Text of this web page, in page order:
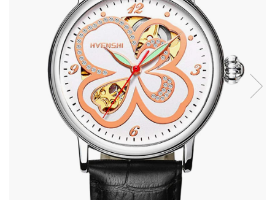
Casa, Gradina & Bricolaj
Accesorii usi
Bucatarie & Servire
Curatenie si intretinere
Decoratiuni
Gradinarit
Hobby-uri creative
Iluminat & Electrice
Kit-uri automatizari porti si usi
Mobila gradina & terasa